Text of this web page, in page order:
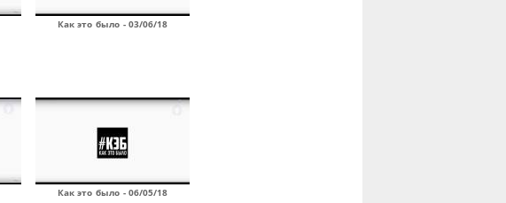
Как это было - 03/06/18
Как это было - 06/05/18